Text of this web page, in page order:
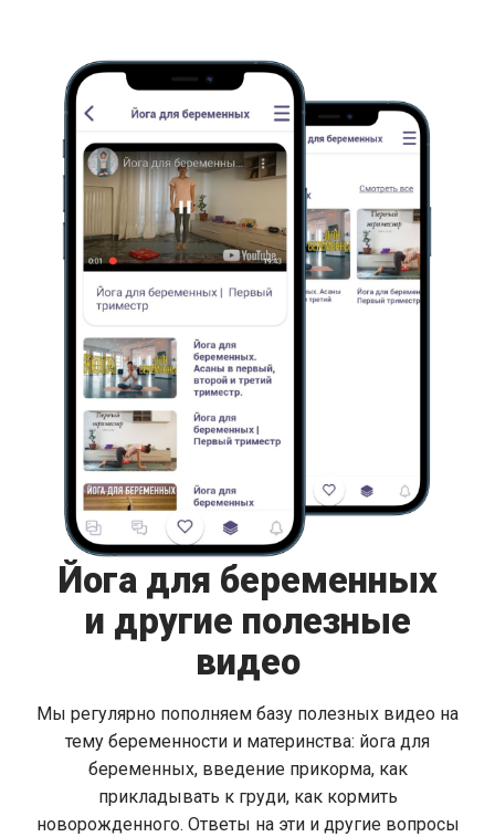
Йога для беременных
и другие полезные
видео
Мы регулярно пополняем базу полезных видео на
тему беременности и материнства: йога для
беременных, введение прикорма, как
прикладывать к груди, как кормить
новорожденного. Ответы на эти и другие вопросы